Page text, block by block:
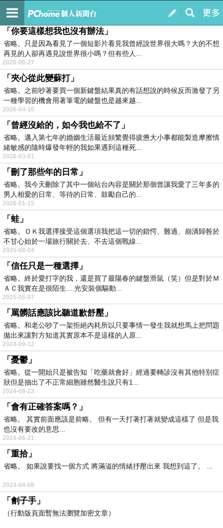
我的
訂閱
～＊藍色海岸線＊～
「你要這樣想我也沒有辦法」
省略。只是因為看見了一個短影片看見我曾經說世界很大嗎？大的不想
再見的人卻再遇見說世界很小嗎？但有些人...
2026-06-27
「夾心從此變蘇打」
省略。之前吵著要買一個新鍵盤結果真的有話想說的時候反而激發了另
一種學習的機會用著筆電的鍵盤也是越來越...
2026-04-10
「曾經沒給的，如今我也給不了」
省略。邁入第七年的婚姻生活最近頻繁覺得疲憊大小事都能製造摩擦情
緒敏感的隨時爆發年輕的我如果遇到這種死...
2026-03-01
「刪了那些年的日常」
省略。我今天刪除了其中一個站台內容是關於那個曾讓我愛了三年多的
男人相愛的日常、等待的日常、鼓勵自己的...
2026-01-15
「蛙」
省略。ＯＫ我選擇接受這個選項我把這一切的錯愕、難過、崩潰歸咎於
不甘心始於一場旅行關於去、不去這個戰線...
2025-08-04
「信任只是一種選擇」
省略。終於愛打字的我，還是買了最陽春的鍵盤滑鼠（笑）但是對於Ｍ
ＡＣ我實在是很陌生....光安裝個驅動...
2025-05-07
「罵髒話應該比聽道歉舒壓」
省略。和老公吵了一架拒絕內耗所以只要事情一發生我就想馬上把問題
拋出來讓對方知道其實原本不是這樣的人原...
2024-09-12
「憂鬱」
省略。從一開始只是被告知「吃藥就會好」經過要轉診沒有其他特別症
狀但是抽出了不正常細胞雖然醫生說只有1...
2024-08-22
「會有正確答案嗎？」
省略。 其實前面應該是前略。 但有一天打著打著就變成這樣了 但是我
也沒有要改的意思...
2024-06-21
「重拾」
省略。 如果說要找一個方式 將滿溢的情緒抒壓出來 我想到這了。 ...
2024-04-08
「劊子手」
（行動版頁面暫無法瀏覽加密文章）